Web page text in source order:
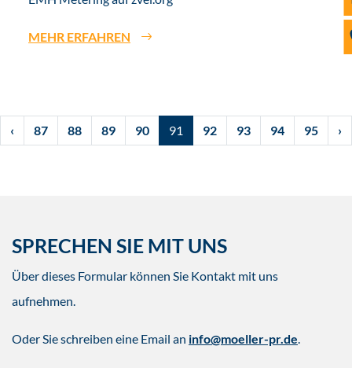
MEHR ERFAHREN
‹ 87 88 89 90 91 92 93 94 95 ›
SPRECHEN SIE MIT UNS
Über dieses Formular können Sie Kontakt mit uns
aufnehmen.
Oder Sie schreiben eine Email an info@moeller-pr.de.